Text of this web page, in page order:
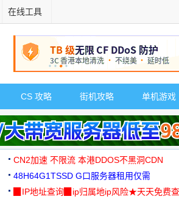
在线工具
CS 攻略 街机攻略 单机游戏
CN2加速 不限流 本港DDOS不黑洞CDN
48H64G1TSSD G口服务器租用仅需
3000+可免费测试
▉IP地址查询▉ip归属地ip风险★天天免费查